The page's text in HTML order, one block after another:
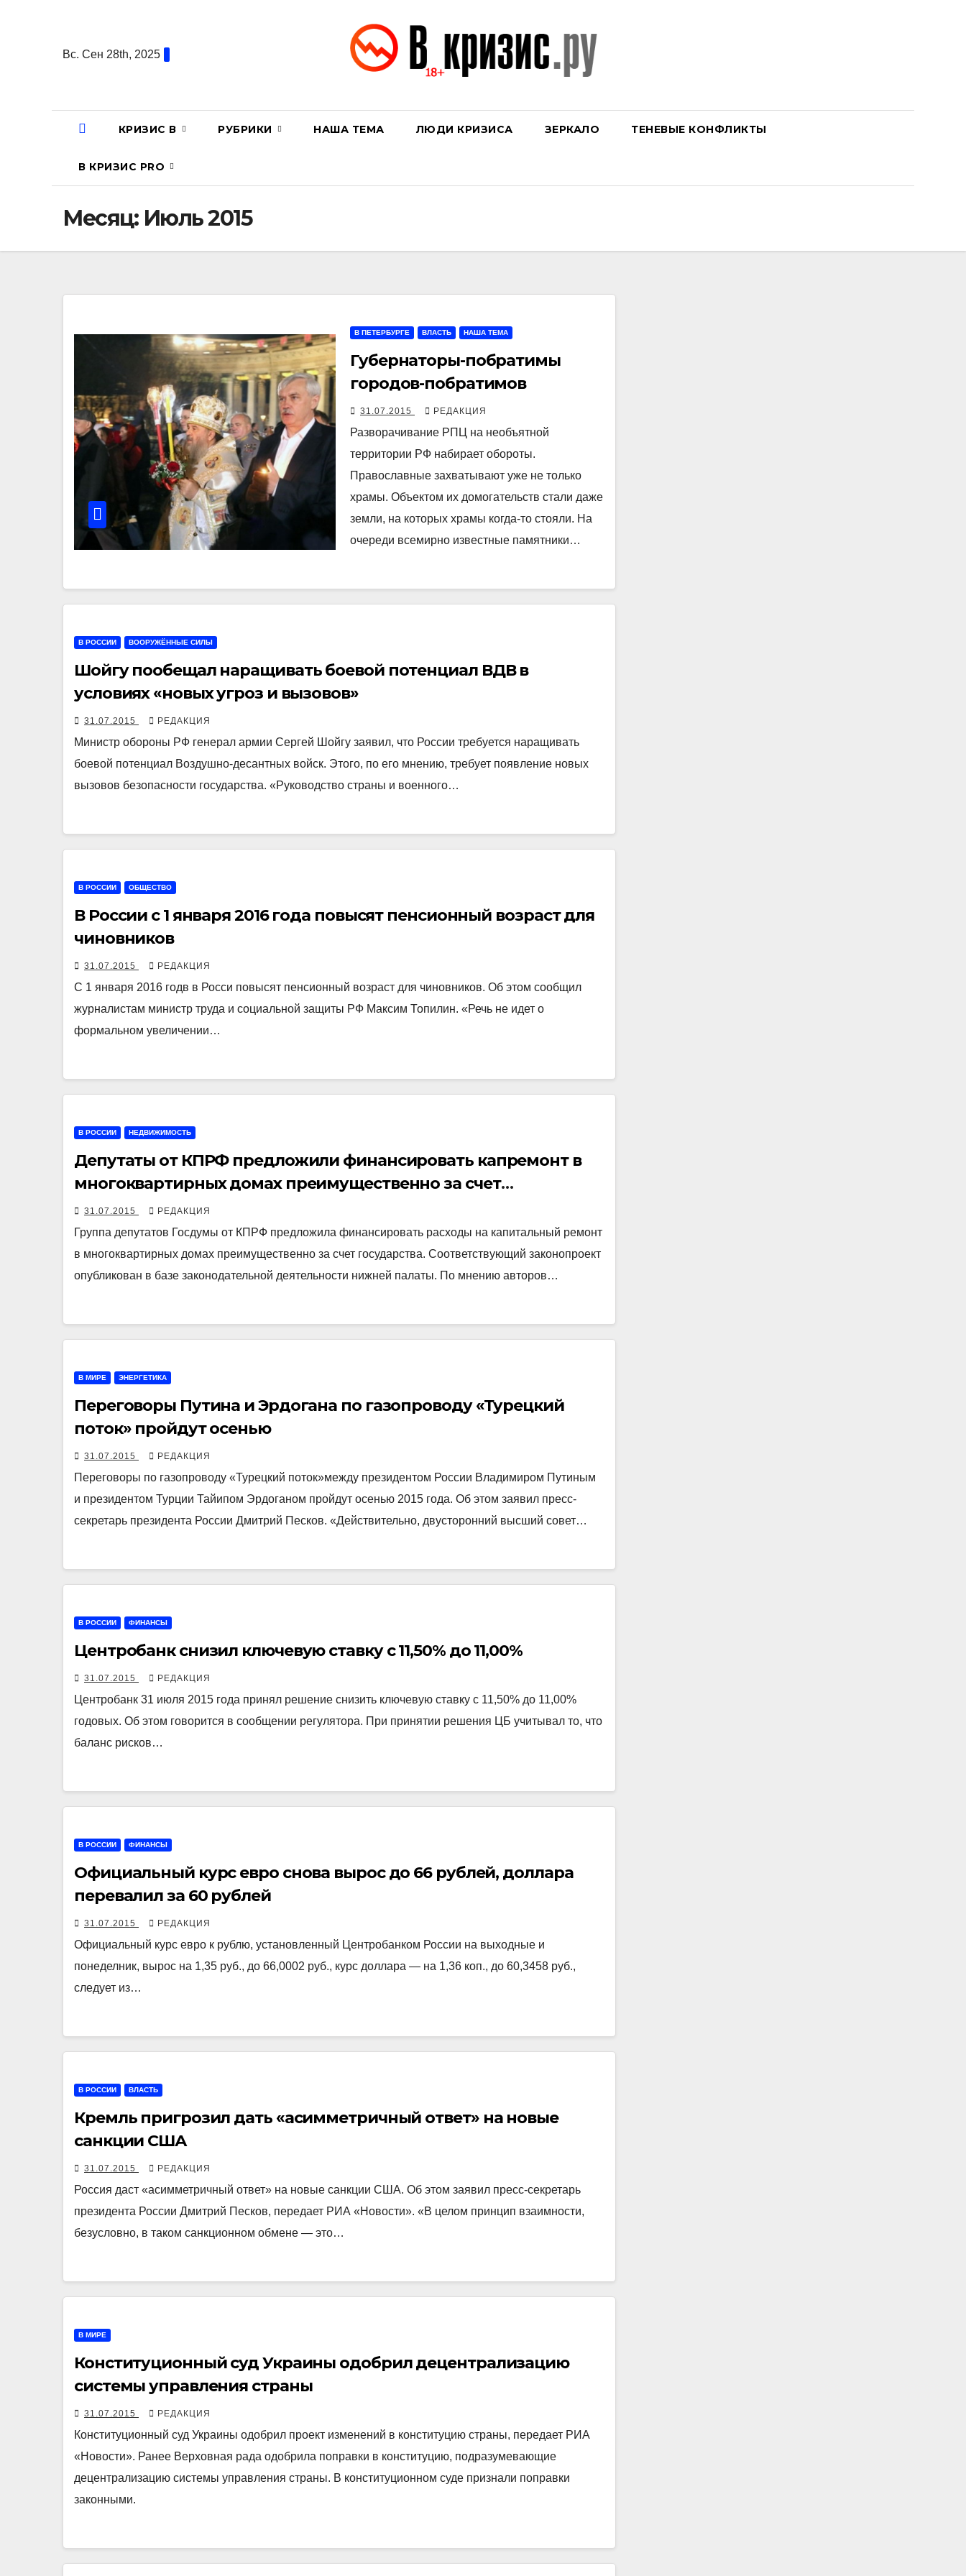
содержаниюВс. Сен 28th, 2025
КРИЗИС В РУБРИКИ НАША ТЕМА ЛЮДИ КРИЗИСА ЗЕРКАЛО ТЕНЕВЫЕ КОНФЛИКТЫ
В КРИЗИС PRO
Месяц: Июль 2015
В ПЕТЕРБУРГЕ ВЛАСТЬ НАША ТЕМА
Губернаторы-побратимы
городов-побратимов
31.07.2015 РЕДАКЦИЯ
Разворачивание РПЦ на необъятной
территории РФ набирает обороты.
Православные захватывают уже не только
храмы. Объектом их домогательств стали даже
земли, на которых храмы когда-то стояли. На
очереди всемирно известные памятники…
В РОССИИ ВООРУЖЁННЫЕ СИЛЫ
Шойгу пообещал наращивать боевой потенциал ВДВ в
условиях «новых угроз и вызовов»
31.07.2015 РЕДАКЦИЯ
Министр обороны РФ генерал армии Сергей Шойгу заявил, что России требуется наращивать
боевой потенциал Воздушно-десантных войск. Этого, по его мнению, требует появление новых
вызовов безопасности государства. «Руководство страны и военного…
В РОССИИ ОБЩЕСТВО
В России с 1 января 2016 года повысят пенсионный возраст для
чиновников
31.07.2015 РЕДАКЦИЯ
С 1 января 2016 годв в Росси повысят пенсионный возраст для чиновников. Об этом сообщил
журналистам министр труда и социальной защиты РФ Максим Топилин. «Речь не идет о
формальном увеличении…
В РОССИИ НЕДВИЖИМОСТЬ
Депутаты от КПРФ предложили финансировать капремонт в
многоквартирных домах преимущественно за счет
государства
31.07.2015 РЕДАКЦИЯ
Группа депутатов Госдумы от КПРФ предложила финансировать расходы на капитальный ремонт
в многоквартирных домах преимущественно за счет государства. Соответствующий законопроект
опубликован в базе законодательной деятельности нижней палаты. По мнению авторов…
В МИРЕ ЭНЕРГЕТИКА
Переговоры Путина и Эрдогана по газопроводу «Турецкий
поток» пройдут осенью
31.07.2015 РЕДАКЦИЯ
Переговоры по газопроводу «Турецкий поток»между президентом России Владимиром Путиным
и президентом Турции Тайипом Эрдоганом пройдут осенью 2015 года. Об этом заявил пресс-
секретарь президента России Дмитрий Песков. «Действительно, двусторонний высший совет…
В РОССИИ ФИНАНСЫ
Центробанк снизил ключевую ставку c 11,50% до 11,00%
31.07.2015 РЕДАКЦИЯ
Центробанк 31 июля 2015 года принял решение снизить ключевую ставку c 11,50% до 11,00%
годовых. Об этом говорится в сообщении регулятора. При принятии решения ЦБ учитывал то, что
баланс рисков…
В РОССИИ ФИНАНСЫ
Официальный курс евро снова вырос до 66 рублей, доллара
перевалил за 60 рублей
31.07.2015 РЕДАКЦИЯ
Официальный курс евро к рублю, установленный Центробанком России на выходные и
понеделник, вырос на 1,35 руб., до 66,0002 руб., курс доллара — на 1,36 коп., до 60,3458 руб.,
следует из…
В РОССИИ ВЛАСТЬ
Кремль пригрозил дать «асимметричный ответ» на новые
санкции США
31.07.2015 РЕДАКЦИЯ
Россия даст «асимметричный ответ» на новые санкции США. Об этом заявил пресс-секретарь
президента России Дмитрий Песков, передает РИА «Новости». «В целом принцип взаимности,
безусловно, в таком санкционном обмене — это…
В МИРЕ
Конституционный суд Украины одобрил децентрализацию
системы управления страны
31.07.2015 РЕДАКЦИЯ
Конституционный суд Украины одобрил проект изменений в конституцию страны, передает РИА
«Новости». Ранее Верховная рада одобрила поправки в конституцию, подразумевающие
децентрализацию системы управления страны. В конституционном суде признали поправки
законными.